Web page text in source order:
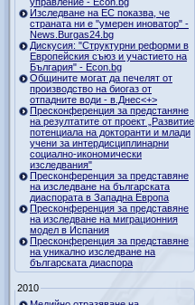
Изследване на ЕС показва, че
страната ни е "умерен иноватор" -
News.Burgas24.bg
Дискусия: "Структурни реформи в
Европейския съюз и участието на
България" - Econ.bg
Общините могат да печелят от
производство на биогаз от
отпадните води - в.Днес<+>
Пресконференция за предстаняне
на резултатите от проект „Развитие
потенциала на докторанти и млади
учени за интердисциплинарни
социално-икономически
изследвания"
Пресконференция за представяне
на изследване на българската
диаспората в Западна Европа
Пресконференция за представяне
на изследване на миграционния
модел в Испания
Пресконференция за представяне
на уникално изследване на
българската диаспора
2010